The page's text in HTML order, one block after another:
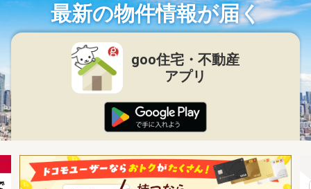
最新の物件情報が届く
goo住宅・不動産
アプリ